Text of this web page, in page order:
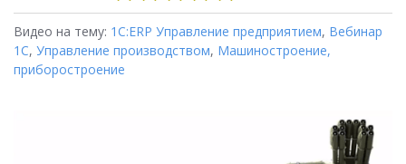
Видео на тему: 1С:ERP Управление предприятием, Вебинар
1С, Управление производством, Машиностроение,
приборостроение